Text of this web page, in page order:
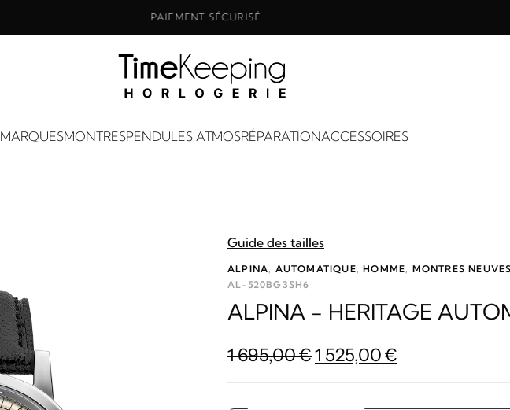
PAIEMENT SÉCURISÉ
MARQUESMONTRESPENDULES ATMOSRÉPARATIONACCESSOIRES
Guide des tailles
ALPINA AUTOMATIQUE ,HOMME MONTRES NEUVES
AL-520BG3SH6
ALPINA - HERITAGE
1 695,00€Le
1 525,00€